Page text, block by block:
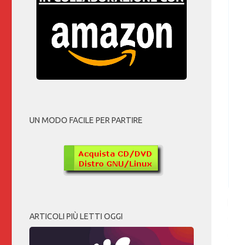
UN MODO FACILE PER PARTIRE
ARTICOLI PIÙ LETTI OGGI